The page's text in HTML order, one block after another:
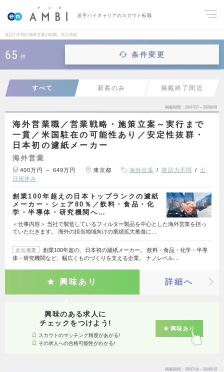
若手ハイキャリアのスカウト転職
英語力不問の海外営業の転職・求人情報
65 件 条件変更
すべて 新着のみ 掲載終了間近
掲載期間 26/07/27～26/08/09
海外営業職／営業戦略・施策立案～実行まで
一貫／米国駐在の可能性あり／安定性抜群・
日本初の濾紙メーカー
海外営業
400万円 ～ 649万円 東京都 海外出張 英語力不問
土
日祝休み
創業100年超えの日本トップランクの濾紙
メーカー・シェア80％／飲料・食品・化
学・半導体・研究機関へ…
＜仕事内容＞ 当社で製造しているフィルター製品を中心とした海外営業を担っ
ていただきます。 海外の担当地域向けの業績拡大推進に…
会社概要
創業100年超の、日本初の濾紙メーカー。 飲料・食品・化学・半導
体・研究機関など、幅広くものづくりを支える企業。 ナノレベル…
興味あり 詳細へ
興味のある求人に
チェックをつけよう!
スカウトのマッチング精度があがる!
その求人への合格可能性がわかる!
興味あり
掲載期間 26/07/16～26/08/19